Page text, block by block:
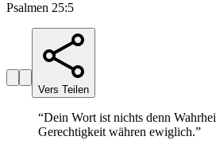
Psalmen 25:5
Vers Teilen
“Dein Wort ist nichts denn
Gerechtigkeit währen ewiglich.”